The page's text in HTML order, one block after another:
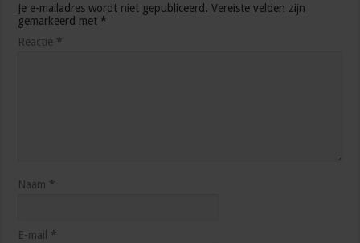
Je e-mailadres wordt niet gepubliceerd. Vereiste velden zijn
gemarkeerd met *
Reactie *
Naam *
E-mail *